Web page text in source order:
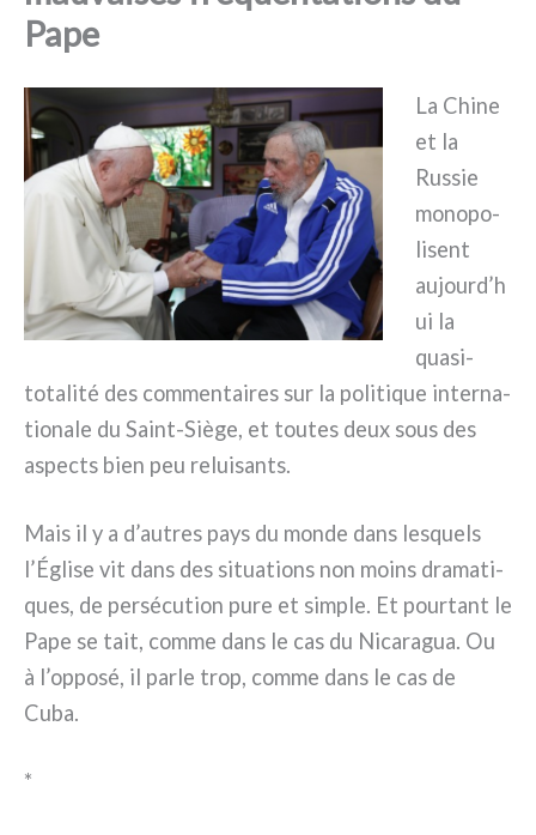
Pape
La Chine
et la
Russie
mono­po­
li­sent
aujourd’h
ui la
quasi-
totalité des com­men­tai­res sur la poli­ti­que inter­na­
tio­na­le du Saint-Siège, et tou­tes deux sous des
aspec­ts bien peu relui­san­ts.
Mais il y a d’autres pays du mon­de dans lesquels
l’Église vit dans des situa­tions non moins dra­ma­ti­
ques, de per­sé­cu­tion pure et sim­ple. Et pour­tant le
Pape se tait, com­me dans le cas du Nicaragua. Ou
à l’opposé, il par­le trop, com­me dans le cas de
Cuba.
*